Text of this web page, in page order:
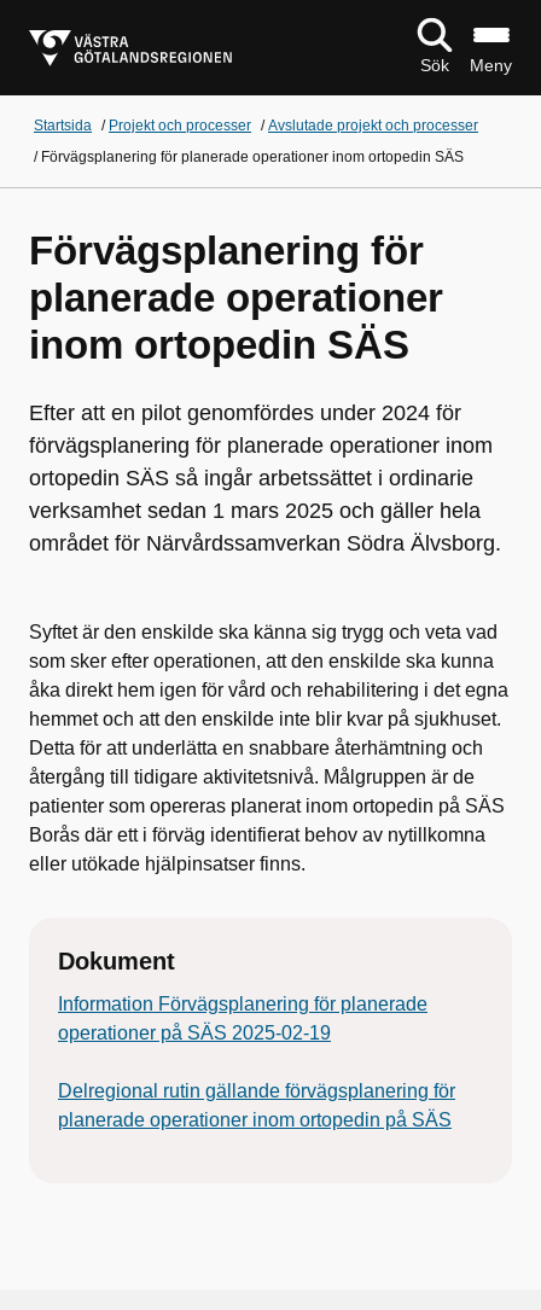
Sök Meny
Startsida / Projekt och processer /Avslutade projekt och processer
/ Förvägsplanering för planerade operationer inom ortopedin SÄS
Förvägsplanering för
planerade operationer
inom ortopedin SÄS
Efter att en pilot genomfördes under 2024 för
förvägsplanering för planerade operationer inom
ortopedin SÄS så ingår arbetssättet i ordinarie
verksamhet sedan 1 mars 2025 och gäller hela
området för Närvårdssamverkan Södra Älvsborg.
Syftet är den enskilde ska känna sig trygg och veta vad
som sker efter operationen, att den enskilde ska kunna
åka direkt hem igen för vård och rehabilitering i det egna
hemmet och att den enskilde inte blir kvar på sjukhuset.
Detta för att underlätta en snabbare återhämtning och
återgång till tidigare aktivitetsnivå. Målgruppen är de
patienter som opereras planerat inom ortopedin på SÄS
Borås där ett i förväg identifierat behov av nytillkomna
eller utökade hjälpinsatser finns.
Dokument
Information Förvägsplanering för planerade
operationer på SÄS 2025-02-19
Delregional rutin gällande förvägsplanering för
planerade operationer inom ortopedin på SÄS